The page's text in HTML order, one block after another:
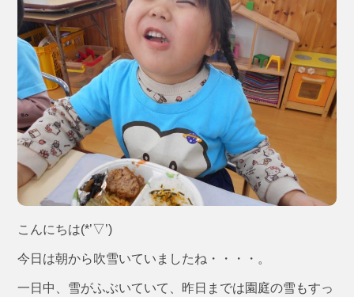
こんにちは(*’▽’)
今日は朝から吹雪いていましたね・・・・。
一日中、雪がふぶいていて、昨日までは園庭の雪もすっ